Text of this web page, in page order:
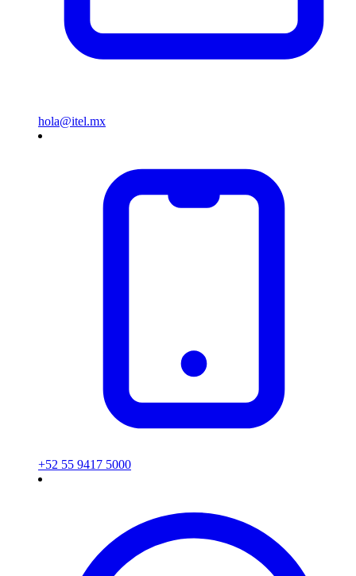
hola@itel.mx
+52 55 9417 5000